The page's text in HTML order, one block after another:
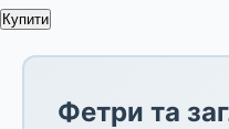
Купити
Фетри та